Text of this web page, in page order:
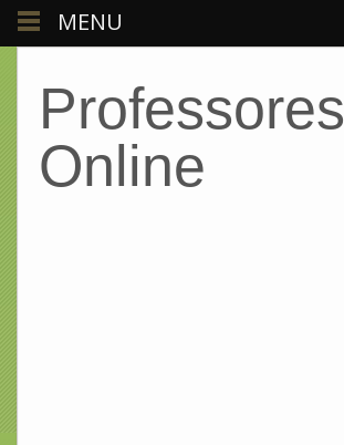
Professores
Online
MENU